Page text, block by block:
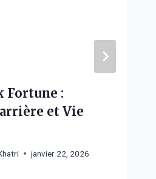
Fortune :
et Vie
janvier 22, 2026